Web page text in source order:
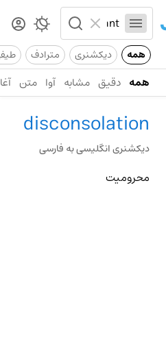
همه دیکشنری مترادف
همه دقیق مشابه آوا متن
disconsolation
دیکشنری انگلیسی به فارسی
محرومیت